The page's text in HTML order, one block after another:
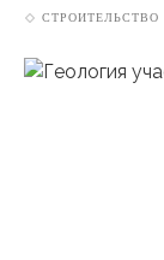
СТРОИТЕЛЬСТВО